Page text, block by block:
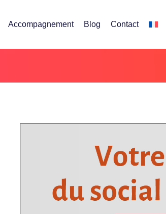
Accompagnement Blog Contact